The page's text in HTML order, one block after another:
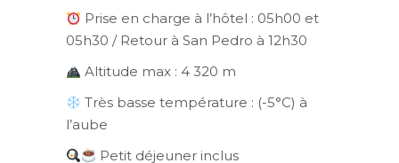
Prise en charge à l’hôtel : 05h00 et
05h30 / Retour à San Pedro à 12h30
Altitude max : 4 320 m
Très basse température : (-5°C) à
l’aube
Petit déjeuner inclus